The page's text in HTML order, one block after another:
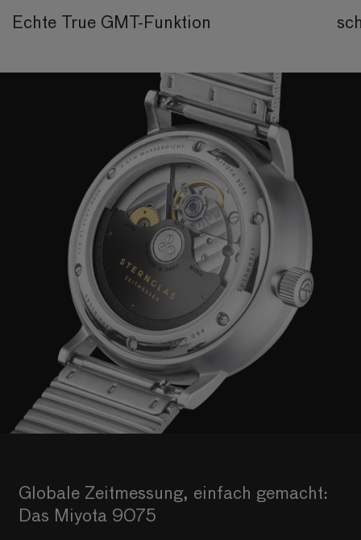
Echte True GMT-Funktion
Globale Zeitmessung, einfach gemacht:
Das Miyota 9075